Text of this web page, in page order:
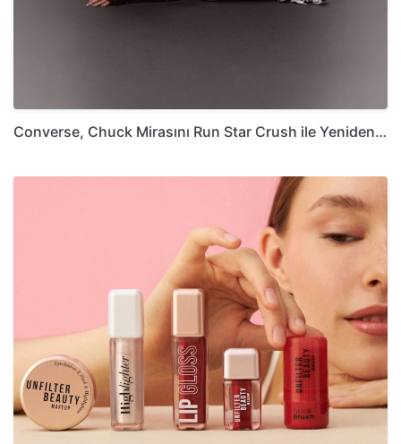
Converse, Chuck Mirasını Run Star Crush ile Yeniden…